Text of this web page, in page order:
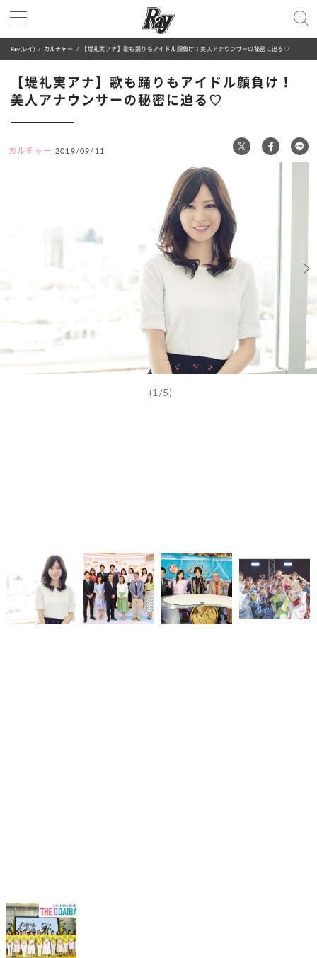
Ray(レイ) カルチャー 【堤礼実アナ】歌も踊りもアイドル顔負け！美人アナウンサーの秘密に迫る♡
【堤礼実アナ】歌も踊りもアイドル顔負け！
美人アナウンサーの秘密に迫る♡
カルチャー 2019/09/11
(1/5)